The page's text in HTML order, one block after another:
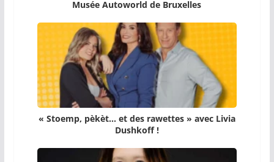
Musée Autoworld de Bruxelles
« Stoemp, pèkèt… et des rawettes » avec Livia
Dushkoff !